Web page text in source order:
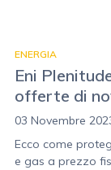
ENERGIA
Eni
offerte di
03 Novembre
Ecco come
e gas a prezzo